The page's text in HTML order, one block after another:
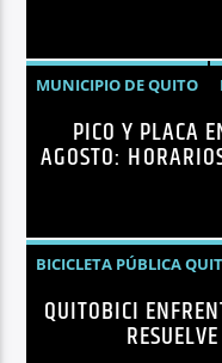
MUNICIPIO DE QUITO
PICO Y PLACA
AGOSTO:
BICICLETA PÚBLICA
EDITORIAL
METRO
MOVILIDAD ACTIVA
QUITOBICI